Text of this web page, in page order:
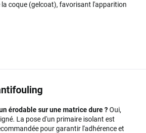
la coque (gelcoat), favorisant l'apparition
érodable sur une matrice dure ?Oui,
La pose d'un primaire isolant est
pour garantir l'adhérence et